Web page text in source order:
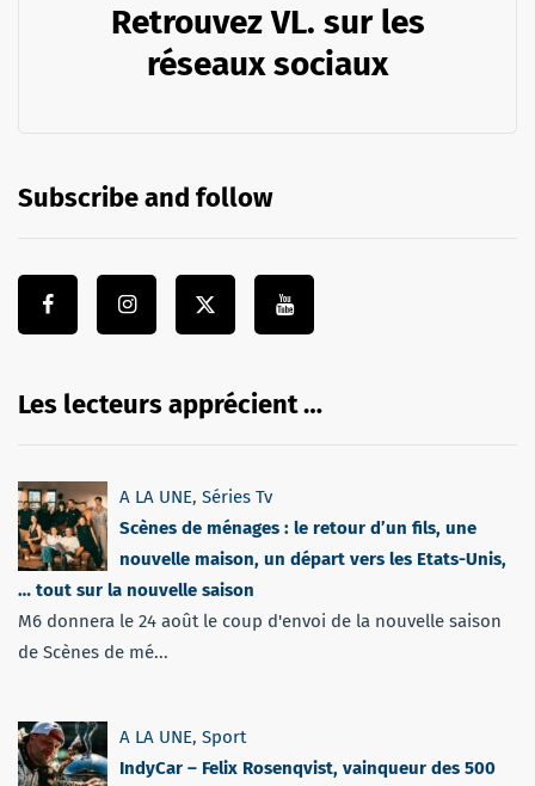
Retrouvez VL. sur les
réseaux sociaux
Subscribe and follow
Les lecteurs apprécient …
A LA UNE, Séries Tv
Scènes de ménages : le retour d’un fils, une
nouvelle maison, un départ vers les Etats-Unis,
… tout sur la nouvelle saison
M6 donnera le 24 août le coup d'envoi de la nouvelle saison
de Scènes de mé...
A LA UNE, Sport
IndyCar – Felix Rosenqvist, vainqueur des 500